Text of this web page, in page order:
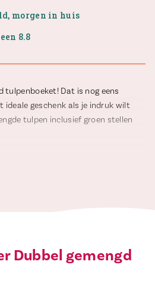
morgen in huis
8.8
tulpenboeket! Dat is nog eens
ideale geschenk als je indruk wilt
tulpen inclusief groen stellen
boeket van 20 gemengde
Dubbel gemengd